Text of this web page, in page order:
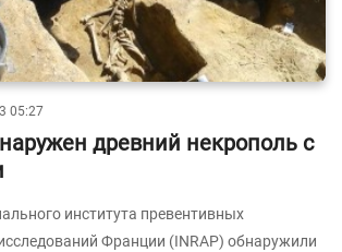
05:27
древний некрополь с
института превентивных
Франции (INRAP) обнаружили